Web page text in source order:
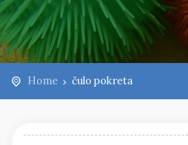
Home čulo pokreta